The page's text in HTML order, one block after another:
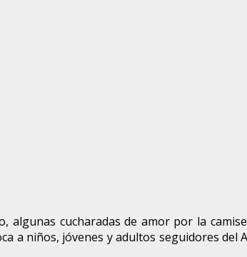
cucharadas de amor por la
a niños, jóvenes y adultos seguidores